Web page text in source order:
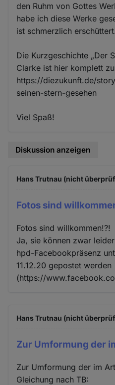
den Ruhm von Gottes
habe ich diese Werke
ist schmerzlich
Die Kurzgeschichte „Der
Clarke ist hier komplett
https://diezukunft.de/
seinen-stern-gesehen
Viel Spaß!
Diskussion anzeigen
Hans Trutnau (nicht
Fotos sind
Fotos sind willkommen!?!
Ja, sie können zwar
hpd-Facebookpräsenz
11.12.20 gepostet werden
(https://
Hans Trutnau (nicht
Zur Umformung der
Zur Umformung der im
Gleichung nach TB: